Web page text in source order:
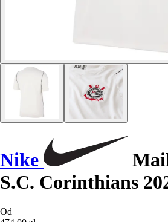
Nike
S.C. Corinthians
Od